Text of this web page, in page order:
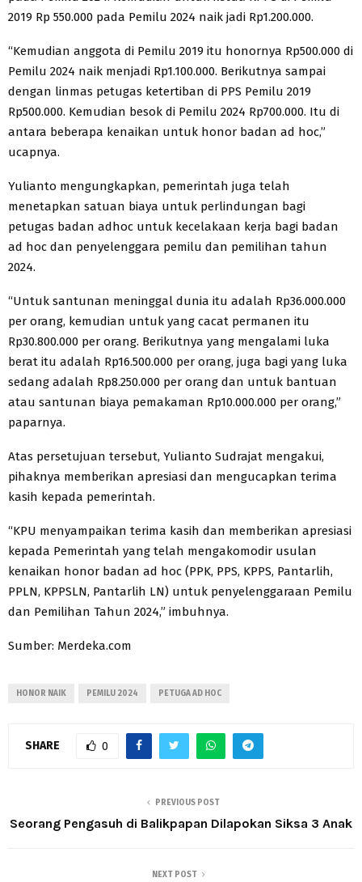
2019 Rp 550.000 pada Pemilu 2024 naik jadi Rp1.200.000.
“Kemudian anggota di Pemilu 2019 itu honornya Rp500.000 di
Pemilu 2024 naik menjadi Rp1.100.000. Berikutnya sampai
dengan linmas petugas ketertiban di PPS Pemilu 2019
Rp500.000. Kemudian besok di Pemilu 2024 Rp700.000. Itu di
antara beberapa kenaikan untuk honor badan ad hoc,”
ucapnya.
Yulianto mengungkapkan, pemerintah juga telah
menetapkan satuan biaya untuk perlindungan bagi
petugas badan adhoc untuk kecelakaan kerja bagi badan
ad hoc dan penyelenggara pemilu dan pemilihan tahun
2024.
“Untuk santunan meninggal dunia itu adalah Rp36.000.000
per orang, kemudian untuk yang cacat permanen itu
Rp30.800.000 per orang. Berikutnya yang mengalami luka
berat itu adalah Rp16.500.000 per orang, juga bagi yang luka
sedang adalah Rp8.250.000 per orang dan untuk bantuan
atau santunan biaya pemakaman Rp10.000.000 per orang,”
paparnya.
Atas persetujuan tersebut, Yulianto Sudrajat mengakui,
pihaknya memberikan apresiasi dan mengucapkan terima
kasih kepada pemerintah.
“KPU menyampaikan terima kasih dan memberikan apresiasi
kepada Pemerintah yang telah mengakomodir usulan
kenaikan honor badan ad hoc (PPK, PPS, KPPS, Pantarlih,
PPLN, KPPSLN, Pantarlih LN) untuk penyelenggaraan Pemilu
dan Pemilihan Tahun 2024,” imbuhnya.
Sumber: Merdeka.com
HONOR NAIK PEMILU 2024 PETUGA AD HOC
SHARE 0
PREVIOUS POST
Seorang Pengasuh di Balikpapan Dilapokan Siksa 3 Anak
NEXT POST